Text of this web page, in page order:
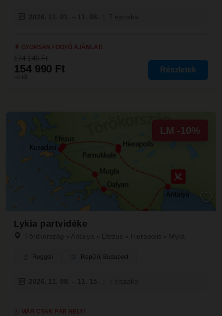
GYORSAN FOGYÓ AJÁNLAT!
174 146 Ft
154 990 Ft
/fő-től
Részletek
LM -10%
Lykia partvidéke
Törökország » Antalya » Efezus » Hierapolis » Myra
Reggeli Repülő | Budapest
MÁR CSAK PÁR HELY!